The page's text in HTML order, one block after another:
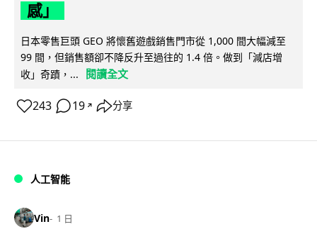
感」
日本零售巨頭 GEO 將懷舊遊戲銷售門市從 1,000 間大幅減至
99 間，但銷售額卻不降反升至過往的 1.4 倍。做到「減店增
收」奇蹟，...
閱讀全文
243 19 ↗ 分享
人工智能
Vin 1 日